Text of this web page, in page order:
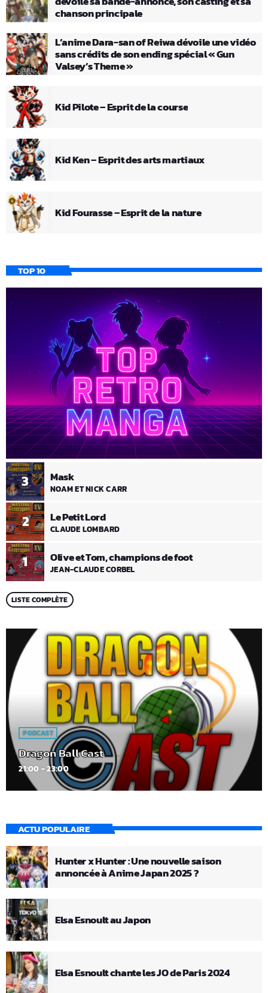
chanson principale
L’anime Dara-san of Reiwa dévoile une vidéo
sans crédits de son ending spécial « Gun
Valsey’s Theme »
Kid Pilote – Esprit de la course
Kid Ken – Esprit des arts martiaux
Kid Fourasse – Esprit de la nature
TOP 10
1 Olive et Tom, champions de foot
JEAN-CLAUDE CORBEL
2 Le Petit Lord
CLAUDE LOMBARD
3 Mask
NOAM ET NICK CARR
LISTE COMPLÈTE
PODCAST
Dragon Ball Cast
21:00 - 23:00
ACTU POPULAIRE
Hunter x Hunter : Une nouvelle saison
annoncée à Anime Japan 2025 ?
Elsa Esnoult au Japon
Elsa Esnoult chante les JO de Paris 2024